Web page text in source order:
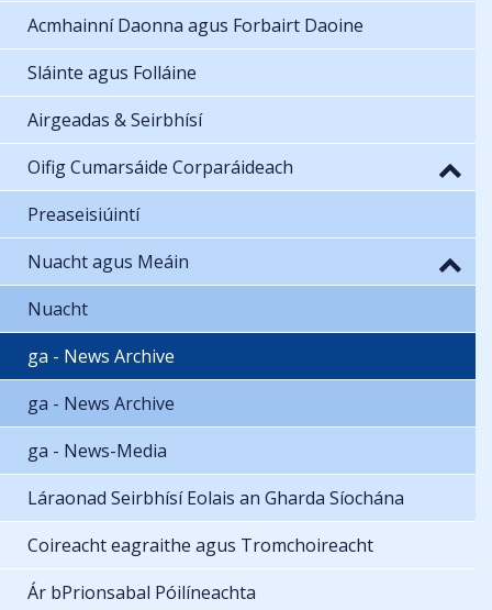
Acmhainní Daonna agus Forbairt Daoine
Sláinte agus Folláine
Airgeadas & Seirbhísí
Oifig Cumarsáide Corparáideach
Preaseisiúintí
Nuacht agus Meáin
Nuacht
ga - News Archive
ga - News Archive
ga - News-Media
Láraonad Seirbhísí Eolais an Gharda Síochána
Coireacht eagraithe agus Tromchoireacht
Ár bPrionsabal Póilíneachta